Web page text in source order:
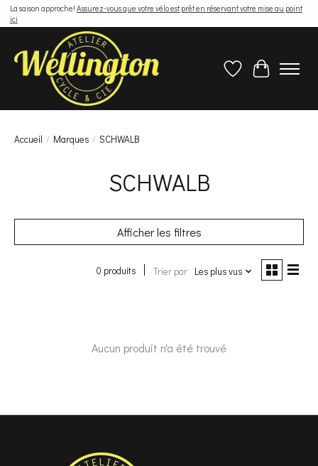
La saison approche! Assurez-vous que votre vélo est prêt en réservant votre mise au point
ici
Liste de souhaits
Panier
Accueil / Marques / SCHWALB
SCHWALB
Afficher les filtres
0 produits Trier par Les plus vus
Aucun produit n'a été trouvé